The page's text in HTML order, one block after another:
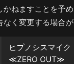
ねますことを予め
く変更する場合が